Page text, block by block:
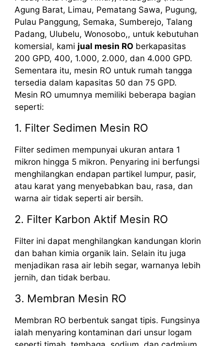
Agung Barat, Limau, Pematang Sawa, Pugung,
Pulau Panggung, Semaka, Sumberejo, Talang
Padang, Ulubelu, Wonosobo,, untuk kebutuhan
komersial, kami jual mesin RO berkapasitas
200 GPD, 400, 1.000, 2.000, dan 4.000 GPD.
Sementara itu, mesin RO untuk rumah tangga
tersedia dalam kapasitas 50 dan 75 GPD.
Mesin RO umumnya memiliki beberapa bagian
seperti:
1. Filter Sedimen Mesin RO
Filter sedimen mempunyai ukuran antara 1
mikron hingga 5 mikron. Penyaring ini berfungsi
menghilangkan endapan partikel lumpur, pasir,
atau karat yang menyebabkan bau, rasa, dan
warna air tidak seperti air bersih.
2. Filter Karbon Aktif Mesin RO
Filter ini dapat menghilangkan kandungan klorin
dan bahan kimia organik lain. Selain itu juga
menjadikan rasa air lebih segar, warnanya lebih
jernih, dan tidak berbau.
3. Membran Mesin RO
Membran RO berbentuk sangat tipis. Fungsinya
ialah menyaring kontaminan dari unsur logam